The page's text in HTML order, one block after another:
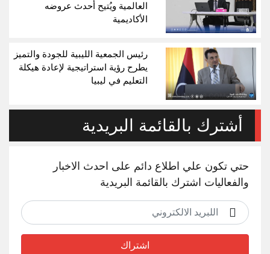
العالمية ويُتيح أحدث عروضه
الأكاديمية
رئيس الجمعية الليبية للجودة والتميز
يطرح رؤية استراتيجية لإعادة هيكلة
التعليم في ليبيا
أشترك بالقائمة البريدية
حتي تكون علي اطلاع دائم على احدث الاخبار
والفعاليات اشترك بالقائمة البريدية
اشتراك